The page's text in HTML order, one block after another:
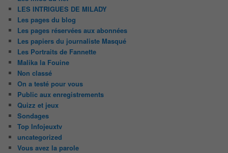
LES INTRIGUES DE MILADY
Les pages du blog
Les pages réservées aux abonnées
Les papiers du journaliste Masqué
Les Portraits de Fannette
Malika la Fouine
Non classé
On a testé pour vous
Public aux enregistrements
Quizz et jeux
Sondages
Top Infojeuxtv
uncategorized
Vous avez la parole